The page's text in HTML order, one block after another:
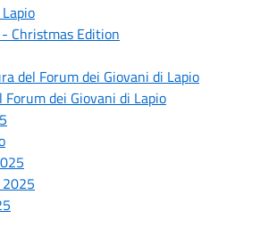
Christmas Edition
del Forum dei Giovani di Lapio
Forum dei Giovani di Lapio